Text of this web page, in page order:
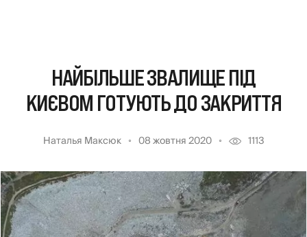
НАЙБІЛЬШЕ ЗВАЛИЩЕ ПІД
КИЄВОМ ГОТУЮТЬ ДО ЗАКРИТТЯ
Наталья Максюк 08 жовтня 2020 1113